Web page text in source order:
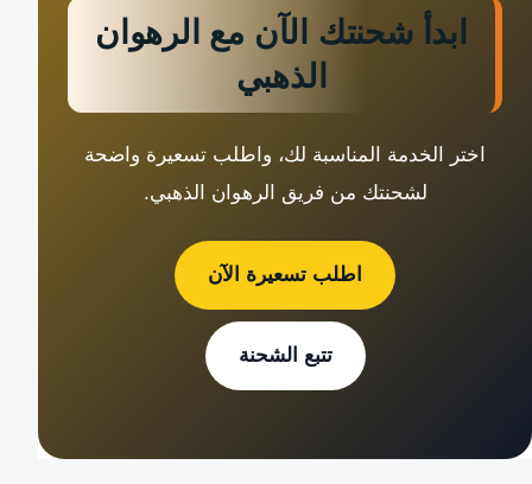
ابدأ شحنتك الآن مع الرهوان
الذهبي
اختر الخدمة المناسبة لك، واطلب تسعيرة واضحة
لشحنتك من فريق الرهوان الذهبي.
اطلب تسعيرة الآن
تتبع الشحنة